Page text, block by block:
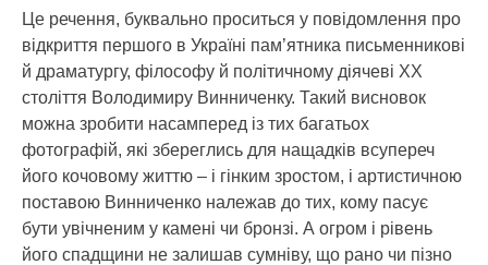
Це речення, буквально проситься у повідомлення про
відкриття першого в Україні пам’ятника письменникові
й драматургу, філософу й політичному діячеві ХХ
століття Володимиру Винниченку. Такий висновок
можна зробити насамперед із тих багатьох
фотографій, які збереглись для нащадків всупереч
його кочовому життю – і гінким зростом, і артистичною
поставою Винниченко належав до тих, кому пасує
бути увічненим у камені чи бронзі. А огром і рівень
його спадщини не залишав сумніву, що рано чи пізно